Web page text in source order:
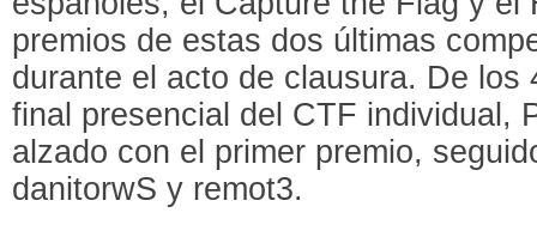
premios de estas dos últimas
durante el acto de clausura. De los
final presencial del CTF individual,
alzado con el primer premio,
danitorwS y remot3.